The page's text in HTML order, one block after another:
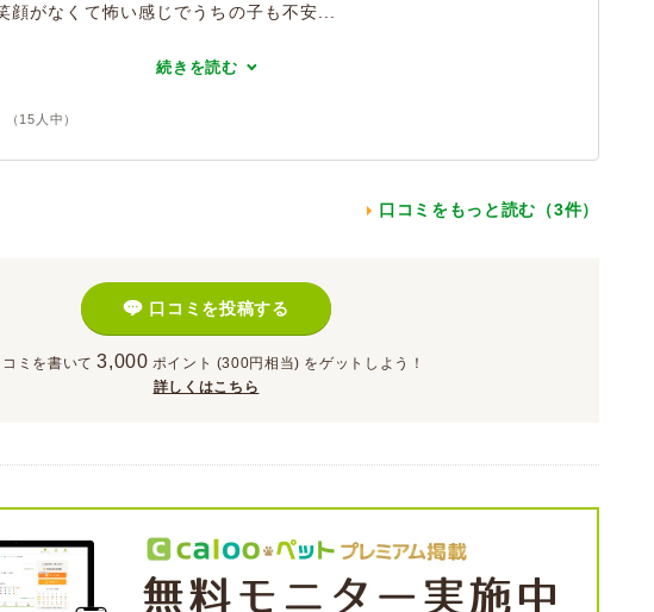
顔がなくて怖い感じでうちの子も不安...
続きを読む
（ 15 人中）
口コミをもっと読む（3件）
口コミを投稿する
コミを書いて 3,000 ポイント (300円相当) をゲットしよう！
詳しくはこちら